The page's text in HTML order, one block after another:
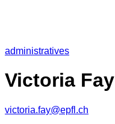
administratives
Victoria Fay
victoria.fay@epfl.ch